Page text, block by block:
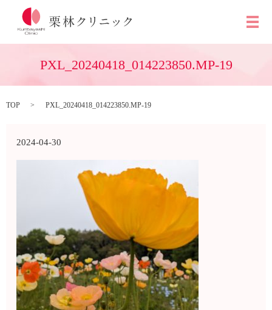
メ
PXL_20240418_014223850.MP-19
TOP PXL_20240418_014223850.MP-19
2024-04-30